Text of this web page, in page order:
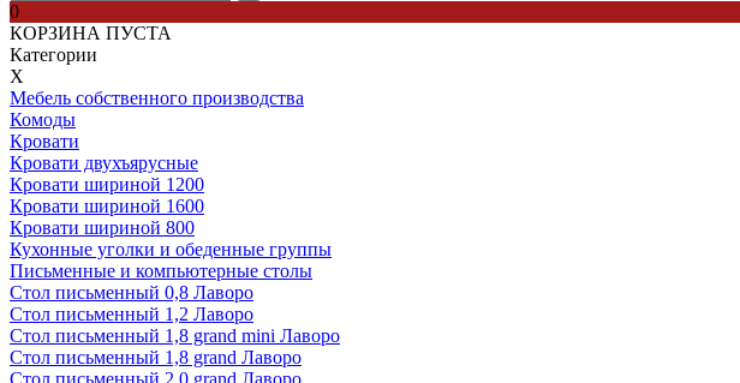
0
КОРЗИНА ПУСТА
Категории
Х
Мебель собственного производства
Комоды
Кровати
Кровати двухъярусные
Кровати шириной 1200
Кровати шириной 1600
Кровати шириной 800
Кухонные уголки и обеденные группы
Письменные и компьютерные столы
Стол письменный 0,8 Лаворо
Стол письменный 1,2 Лаворо
Стол письменный 1,8 grand mini Лаворо
Стол письменный 1,8 grand Лаворо
Стол письменный 2,0 grand Лаворо